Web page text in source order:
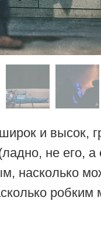
и высок,
не его, а
насколько
робким